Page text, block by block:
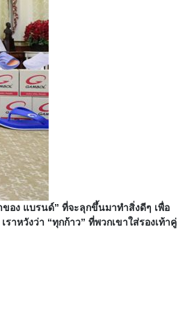
ของ แบรนด์” ที่จะลุกขึ้นมาทำสิ่งดีๆ เพื่อ
าหวังว่า “ทุกก้าว” ที่พวกเขาใส่รองเท้าคู่